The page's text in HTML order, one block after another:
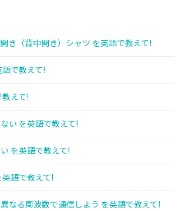
き（背中開き）シャツ を英語で教えて!
で教えて!
えて!
い を英語で教えて!
を英語で教えて!
語で教えて!
なる周波数で通信しよう を英語で教えて!